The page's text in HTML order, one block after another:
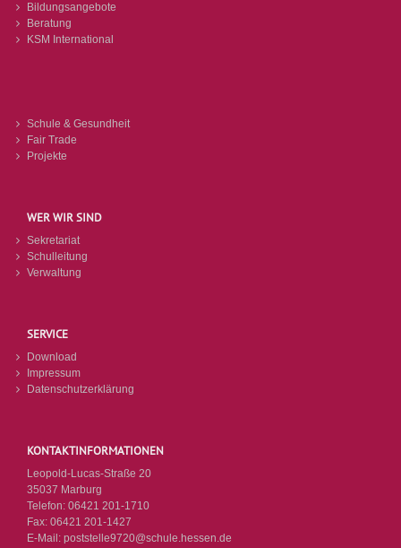
Bildungsangebote
Beratung
KSM International
Schule & Gesundheit
Fair Trade
Projekte
WER WIR SIND
Sekretariat
Schulleitung
Verwaltung
SERVICE
Download
Impressum
Datenschutzerklärung
KONTAKTINFORMATIONEN
Leopold-Lucas-Straße 20
35037 Marburg
Telefon: 06421 201-1710
Fax: 06421 201-1427
E-Mail: poststelle9720@schule.hessen.de